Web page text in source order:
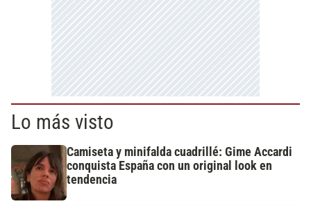
Lo más visto
Camiseta y minifalda cuadrillé: Gime Accardi
conquista España con un original look en
tendencia